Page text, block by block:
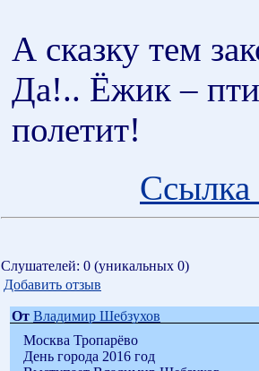
А сказку тем
Да!.. Ёжик –
полетит!
Ссылка
Слушателей: 0 (уникальных 0)
Добавить отзыв
От Владимир Шебзухов
Москва Тропарёво
День города 2016 год